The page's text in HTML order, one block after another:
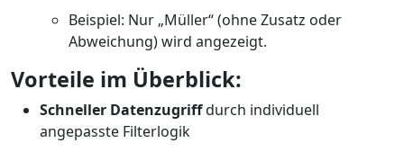
Beispiel: Nur „Müller“ (ohne Zusatz oder
Abweichung) wird angezeigt.
Vorteile im Überblick:
Schneller Datenzugriffdurch individuell
angepasste Filterlogik